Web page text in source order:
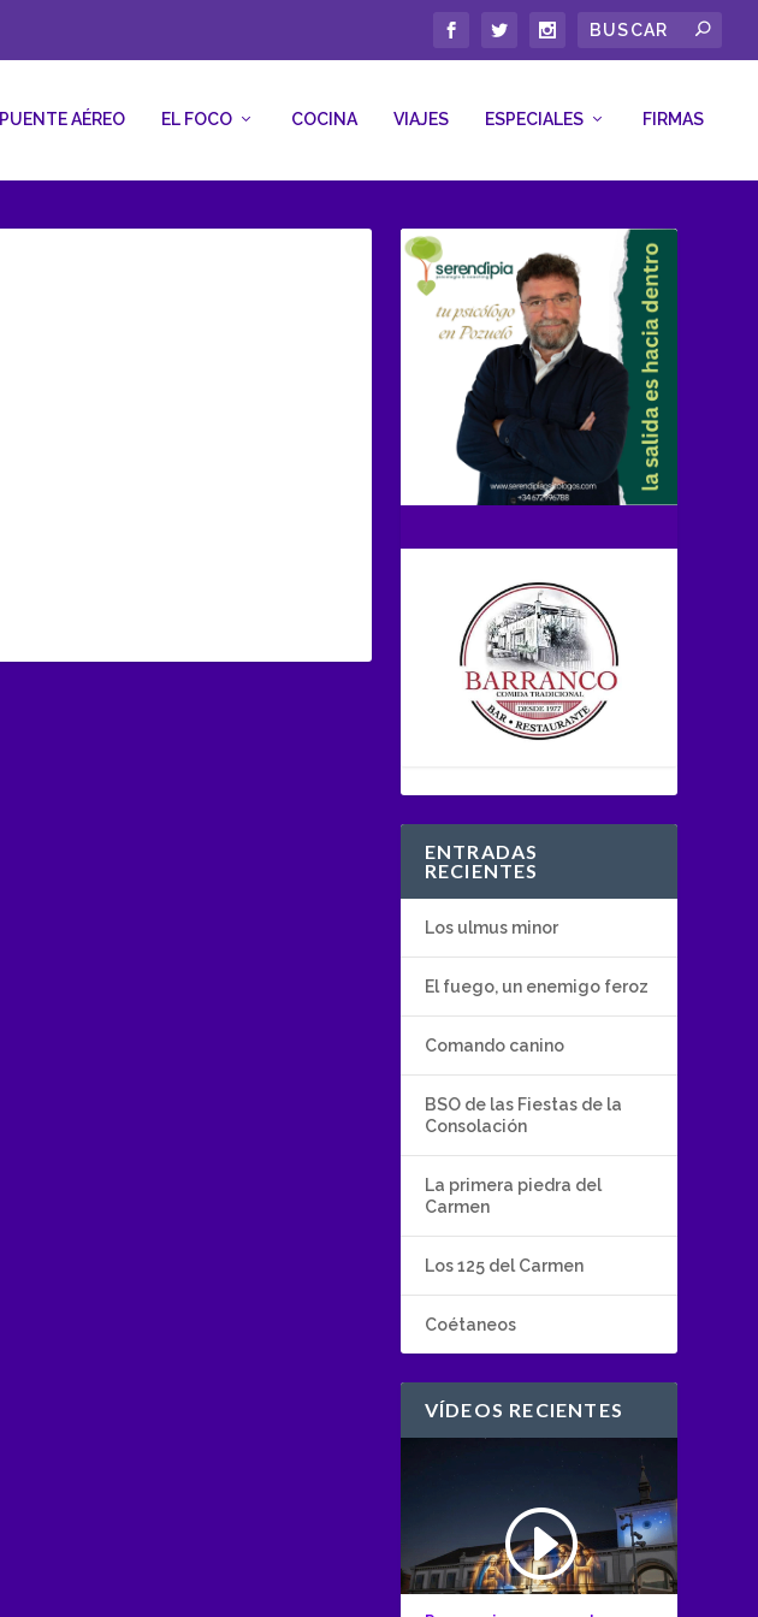
PUENTE AÉREO EL FOCO COCINA VIAJES ESPECIALES FIRMAS
ENTRADAS
RECIENTES
Los ulmus minor
El fuego, un enemigo feroz
Comando canino
BSO de las Fiestas de la
Consolación
La primera piedra del
Carmen
Los 125 del Carmen
Coétaneos
VÍDEOS RECIENTES